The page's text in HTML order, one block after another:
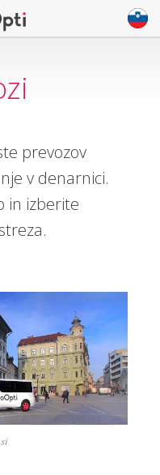
prevozov
v denarnici.
in izberite